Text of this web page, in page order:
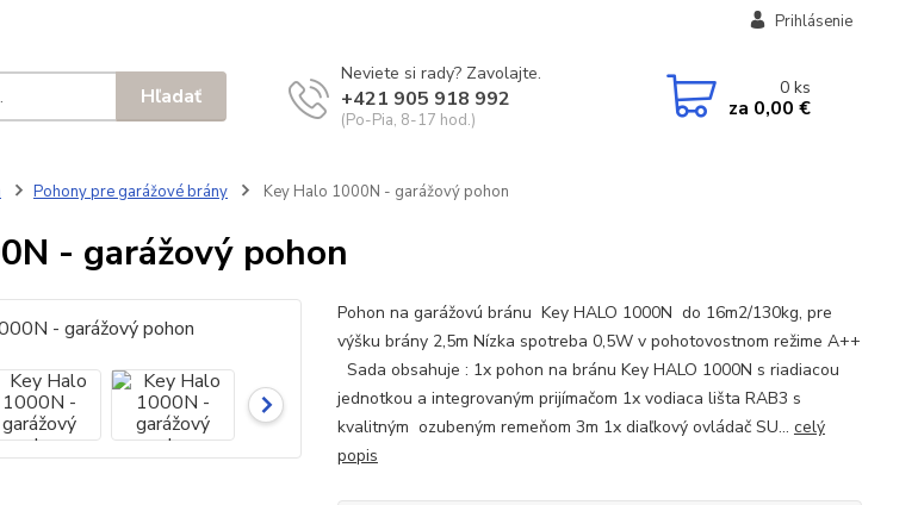
Prihlásenie
Hľadať
Neviete si rady? Zavolajte.
+421 905 918 992
(Po-Pia, 8-17 hod.)
0ks
za 0,00 €
Pohony pre garážové brány Key Halo 1000N - garážový pohon
- garážový pohon
Pohon na garážovú bránu Key HALO 1000N do 16m2/130kg, pre
výšku brány 2,5m Nízka spotreba 0,5W v pohotovostnom režime A++
Sada obsahuje : 1x pohon na bránu Key HALO 1000N s riadiacou
jednotkou a integrovaným prijímačom 1x vodiaca lišta RAB3 s
kvalitným ozubeným remeňom 3m 1x diaľkový ovládač SU... celý
popis